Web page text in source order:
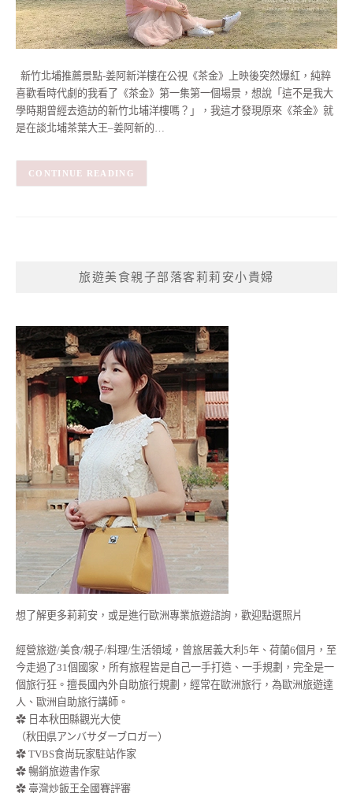
新竹北埔推薦景點-姜阿新洋樓在公視《茶金》上映後突然爆紅，純粹
喜歡看時代劇的我看了《茶金》第一集第一個場景，想說「這不是我大
學時期曾經去造訪的新竹北埔洋樓嗎？」，我這才發現原來《茶金》就
是在談北埔茶葉大王–姜阿新的…
CONTINUE READING
旅遊美食親子部落客莉莉安小貴婦
想了解更多莉莉安，或是進行歐洲專業旅遊諮詢，歡迎點選照片
經營旅遊/美食/親子/料理/生活領域，曾旅居義大利5年、荷蘭6個月，至
今走過了31個國家，所有旅程皆是自己一手打造、一手規劃，完全是一
個旅行狂。擅長國內外自助旅行規劃，經常在歐洲旅行，為歐洲旅遊達
人、歐洲自助旅行講師。
✿ 日本秋田縣觀光大使
（秋田県アンバサダーブロガー）
✿ TVBS食尚玩家駐站作家
✿ 暢銷旅遊書作家
✿ 臺灣炒飯王全國賽評審